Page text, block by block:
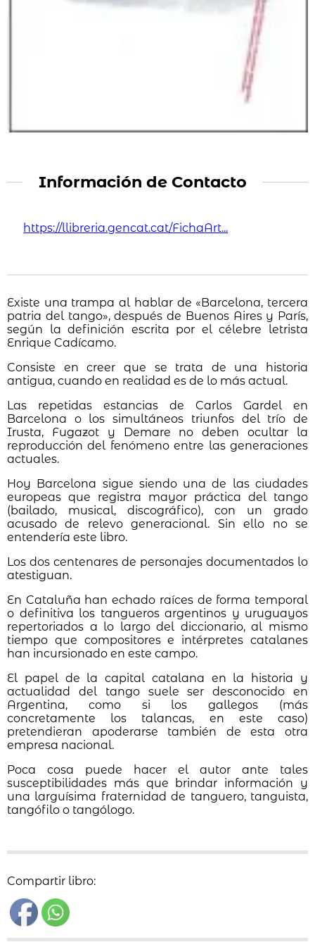
Información de Contacto
https://llibreria.gencat.cat/FichaArt...
Existe una trampa al hablar de «Barcelona, tercera
patria del tango», después de Buenos Aires y París,
según la definición escrita por el célebre letrista
Enrique Cadícamo.
Consiste en creer que se trata de una historia
antigua, cuando en realidad es de lo más actual.
Las repetidas estancias de Carlos Gardel en
Barcelona o los simultáneos triunfos del trío de
Irusta, Fugazot y Demare no deben ocultar la
reproducción del fenómeno entre las generaciones
actuales.
Hoy Barcelona sigue siendo una de las ciudades
europeas que registra mayor práctica del tango
(bailado, musical, discográfico), con un grado
acusado de relevo generacional. Sin ello no se
entendería este libro.
Los dos centenares de personajes documentados lo
atestiguan.
En Cataluña han echado raíces de forma temporal
o definitiva los tangueros argentinos y uruguayos
repertoriados a lo largo del diccionario, al mismo
tiempo que compositores e intérpretes catalanes
han incursionado en este campo.
El papel de la capital catalana en la historia y
actualidad del tango suele ser desconocido en
Argentina, como si los gallegos (más
concretamente los talancas, en este caso)
pretendieran apoderarse también de esta otra
empresa nacional.
Poca cosa puede hacer el autor ante tales
susceptibilidades más que brindar información y
una larguísima fraternidad de tanguero, tanguista,
tangófilo o tangólogo.
Compartir libro: